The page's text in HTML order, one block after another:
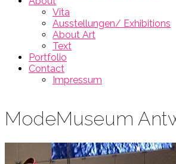
Vita
Ausstellungen/ Exhibitions
About Art
Text
Portfolio
Contact
Impressum
ModeMuseum